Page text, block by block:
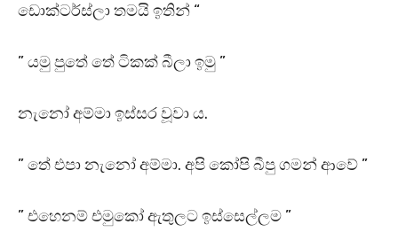
ඩොක්ටර්ස්ලා තමයි ඉතින් “
” යමු පුතේ තේ ටිකක් බීලා ඉමු ”
නැනෝ අම්මා ඉස්සර වූවා ය.
” තේ එපා නැනෝ අම්මා. අපි කෝපි බීපු ගමන් ආවේ ”
” එහෙනම් එමුකෝ ඇතුලට ඉස්සෙල්ලම ”